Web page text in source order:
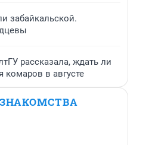
забайкальской.
рассказала, ждать ли
комаров в августе
ЗНАКОМСТВА